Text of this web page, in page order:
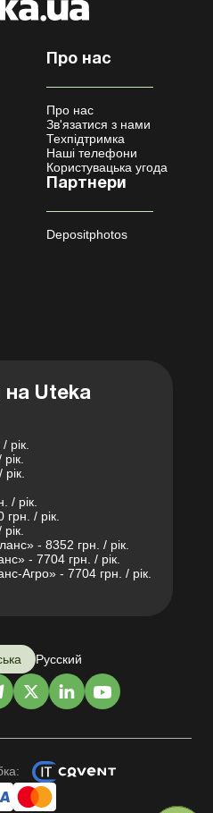
Про нас
Про нас
Зв'язатися з нами
Техпідтримка
Наші телефони
Користувацька угода
Партнери
Depositphotos
на Uteka
/ рік.
/ рік.
- 8352 грн. / рік.
- 7704 грн. / рік.
Агро» - 7704 грн. / рік.
Русский